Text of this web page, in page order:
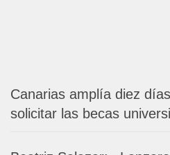
Canarias amplía diez
solicitar las becas